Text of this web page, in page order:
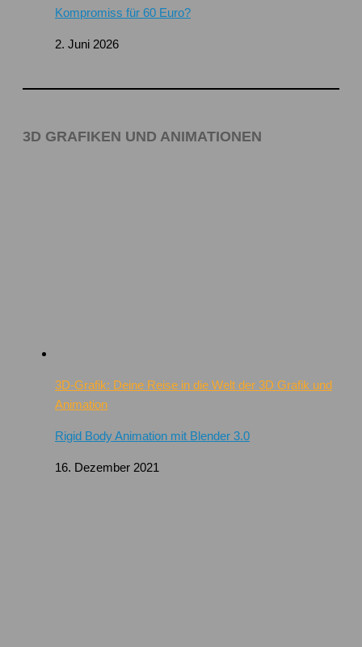
Kompromiss für 60 Euro?
2. Juni 2026
3D GRAFIKEN UND ANIMATIONEN
3D-Grafik: Deine Reise in die Welt der 3D Grafik und
Animation
Rigid Body Animation mit Blender 3.0
16. Dezember 2021